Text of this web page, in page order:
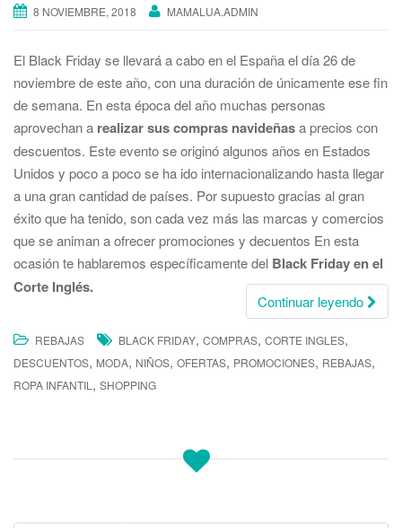
8 NOVIEMBRE, 2018 MAMALUA.ADMIN
El Black Friday se llevará a cabo en el España el día 26 de
noviembre de este año, con una duración de únicamente ese fin
de semana. En esta época del año muchas personas
aprovechan a realizar sus compras navideñasa precios con
descuentos. Este evento se originó algunos años en Estados
Unidos y poco a poco se ha ido internacionalizando hasta llegar
a una gran cantidad de países. Por supuesto gracias al gran
éxito que ha tenido, son cada vez más las marcas y comercios
que se animan a ofrecer promociones y decuentos En esta
ocasión te hablaremos específicamente del Black Friday en el
Corte Inglés.
Continuar leyendo
REBAJAS BLACK FRIDAY, COMPRAS, CORTE INGLES,
DESCUENTOS, MODA, NIÑOS, OFERTAS, PROMOCIONES, REBAJAS,
ROPA INFANTIL , SHOPPING